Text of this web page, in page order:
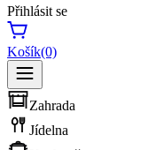
Přihlásit se
Košík(0)
Zahrada
Jídelna